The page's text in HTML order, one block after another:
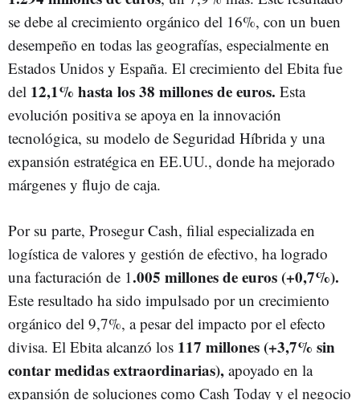
se debe al crecimiento orgánico del 16%, con un buen
desempeño en todas las geografías, especialmente en
Estados Unidos y España. El crecimiento del Ebita fue
del 12,1% hasta los 38 millones de euros. Esta
evolución positiva se apoya en la innovación
tecnológica, su modelo de Seguridad Híbrida y una
expansión estratégica en EE.UU., donde ha mejorado
márgenes y flujo de caja.
Por su parte, Prosegur Cash, filial especializada en
logística de valores y gestión de efectivo, ha logrado
una facturación de 1.005 millones de euros (+0,7%).
Este resultado ha sido impulsado por un crecimiento
orgánico del 9,7%, a pesar del impacto por el efecto
divisa. El Ebita alcanzó los 117 millones (+3,7% sin
contar medidas extraordinarias), apoyado en la
expansión de soluciones como Cash Today y el negocio